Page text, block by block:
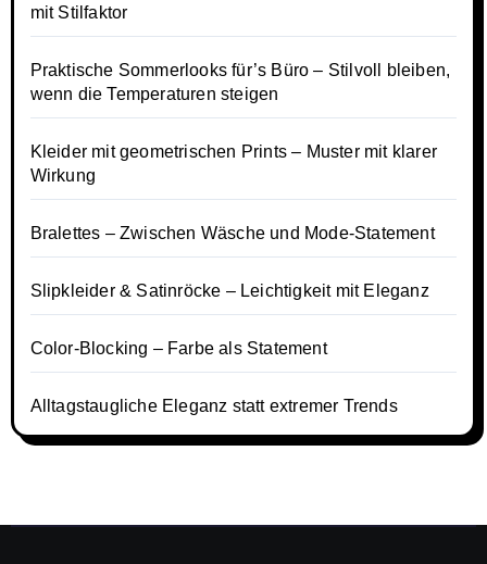
mit Stilfaktor
Praktische Sommerlooks für’s Büro – Stilvoll bleiben,
wenn die Temperaturen steigen
Kleider mit geometrischen Prints – Muster mit klarer
Wirkung
Bralettes – Zwischen Wäsche und Mode-Statement
Slipkleider & Satinröcke – Leichtigkeit mit Eleganz
Color-Blocking – Farbe als Statement
Alltagstaugliche Eleganz statt extremer Trends